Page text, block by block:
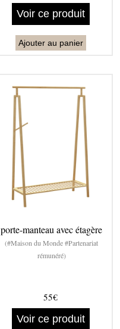
Voir ce produit
Ajouter au panier
porte-manteau avec étagère
(#Maison du Monde #Partenariat
rémunéré)
55€
Voir ce produit